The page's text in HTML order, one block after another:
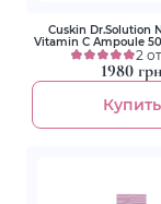
Cuskin Dr.Solution
Vitamin C Ampoule
ниацинамидом 10%
2
1980 грн
Купить